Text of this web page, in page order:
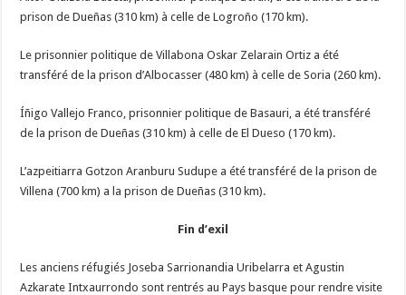
prison de Dueñas (310 km) à celle de Logroño (170 km).
Le prisonnier politique de Villabona Oskar Zelarain Ortiz a été
transféré de la prison d’Albocasser (480 km) à celle de Soria (260 km).
Íñigo Vallejo Franco, prisonnier politique de Basauri, a été transféré
de la prison de Dueñas (310 km) à celle de El Dueso (170 km).
L’azpeitiarra Gotzon Aranburu Sudupe a été transféré de la prison de
Villena (700 km) a la prison de Dueñas (310 km).
Fin d’exil
Les anciens réfugiés Joseba Sarrionandia Uribelarra et Agustin
Azkarate Intxaurrondo sont rentrés au Pays basque pour rendre visite